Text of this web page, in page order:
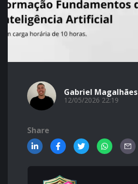
Gabriel Magalhães
12/05/2026 22:19
Share